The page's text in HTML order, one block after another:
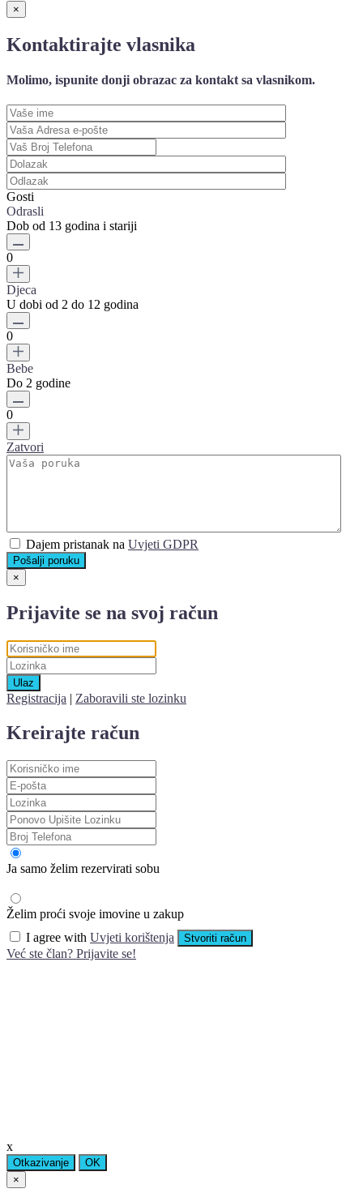
×
Kontaktirajte vlasnika
Molimo, ispunite donji obrazac za kontakt sa vlasnikom.
Gosti
Odrasli
Dob od 13 godina i stariji
0
Djeca
U dobi od 2 do 12 godina
0
Bebe
Do 2 godine
0
Zatvori
Dajem pristanak na Uvjeti GDPR
Pošalji poruku
×
Prijavite se na svoj račun
Ulaz
Registracija | Zaboravili ste lozinku
Kreirajte račun
Ja samo želim rezervirati sobu
Želim proći svoje imovine u zakup
I agree with Uvjeti korištenja Stvoriti račun
Već ste član? Prijavite se!
x
Otkazivanje
OK
×